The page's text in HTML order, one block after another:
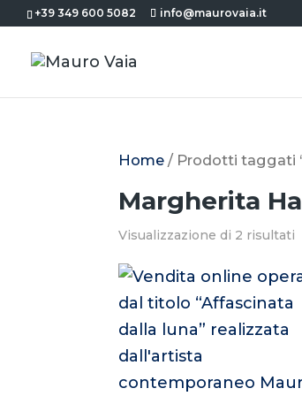
+39 349 600 5082 info@maurovaia.it
Home / Prodotti taggati
Margherita
Visualizzazione di 2 risultati